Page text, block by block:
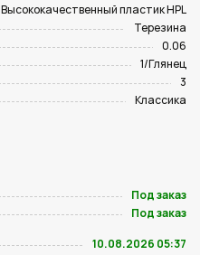
Высококачественный пластик HPL
Терезина
0.06
1/Глянец
3
Классика
Под заказ
Под заказ
10.08.2026 05:37